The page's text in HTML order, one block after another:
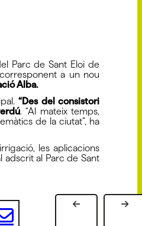
Parc de Sant Eloi de
a un nou
Alba.
“Des del consistori
. “Al mateix temps,
de la ciutat”, ha
les aplicacions
adscrit al Parc de Sant